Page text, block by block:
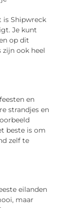
is Shipwreck
Je kunt
op dit
zijn ook heel
en
strandjes en
beste is om
zelf te
eilanden
maar